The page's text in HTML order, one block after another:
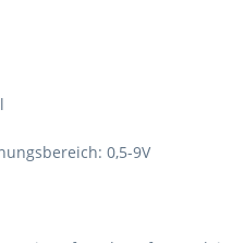
0,5-9V